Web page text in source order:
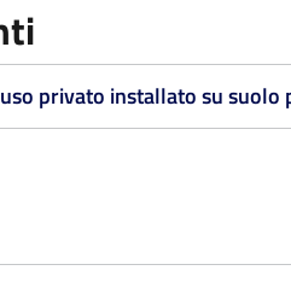
privato installato su suolo